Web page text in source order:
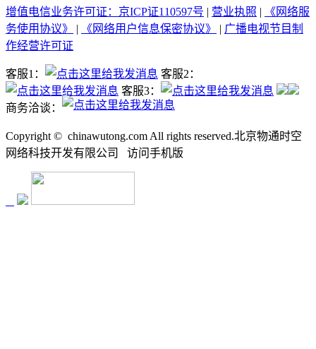
增值电信业务许可证：京ICP证110597号 | 营业执照 |
《网络服
务使用协议》
| 《网络用户信息保密协议》 | 广播电视节目制
作经营许可证
客服1：
客服2：
客服3：
商务洽谈：
Copyright © chinawutong.com All rights reserved.北京物通时空
网络科技开发有限公司
访问手机版